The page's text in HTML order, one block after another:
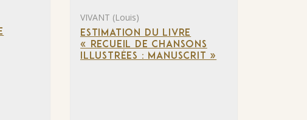
VIVANT (Louis)
ESTIMATION DU LIVRE
« RECUEIL DE CHANSONS
ILLUSTRÉES : MANUSCRIT »